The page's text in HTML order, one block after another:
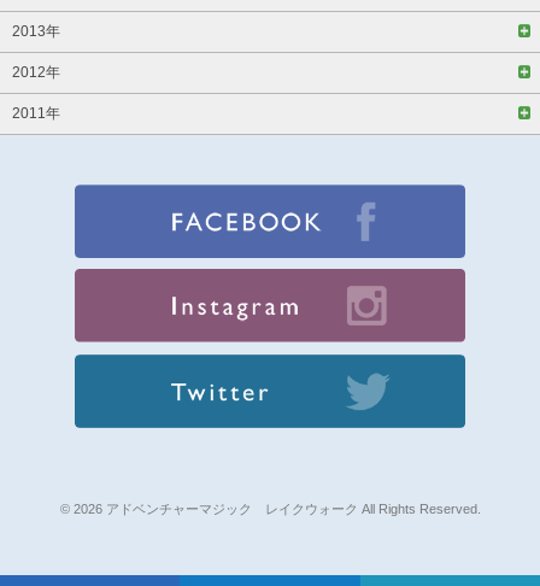
2013年
2012年
2011年
© 2026 アドベンチャーマジック レイクウォーク All Rights Reserved.